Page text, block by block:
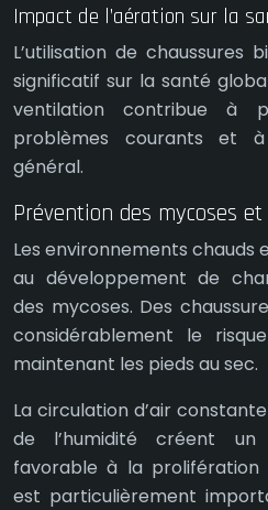
Impact de l’aération sur la
L’utilisation de chaussures
significatif sur la santé
ventilation contribue à
problèmes courants et
général.
Prévention des mycoses
Les environnements chauds
au développement de
des mycoses. Des
considérablement le
maintenant les pieds au sec.
La circulation d’air
de l’humidité créent un
favorable à la prolifération
est particulièrement